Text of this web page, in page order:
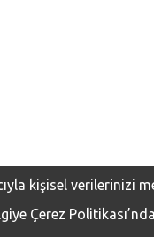
kişisel verilerinizi
Çerez